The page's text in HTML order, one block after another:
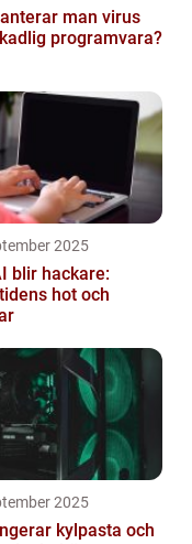
man virus
programvara?
2025
blir hackare:
hot och
2025
kylpasta och